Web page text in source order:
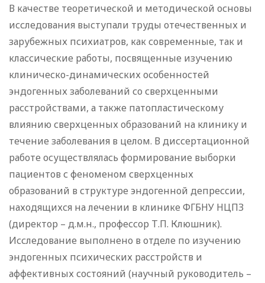
В качестве теоретической и методической основы
исследования выступали труды отечественных и
зарубежных психиатров, как современные, так и
классические работы, посвященные изучению
клиническо-динамических особенностей
эндогенных заболеваний со сверхценными
расстройствами, а также патопластическому
влиянию сверхценных образований на клинику и
течение заболевания в целом. В диссертационной
работе осуществлялась формирование выборки
пациентов с феноменом сверхценных
образований в структуре эндогенной депрессии,
находящихся на лечении в клинике ФГБНУ НЦПЗ
(директор – д.м.н., профессор Т.П. Клюшник).
Исследование выполнено в отделе по изучению
эндогенных психических расстройств и
аффективных состояний (научный руководитель –